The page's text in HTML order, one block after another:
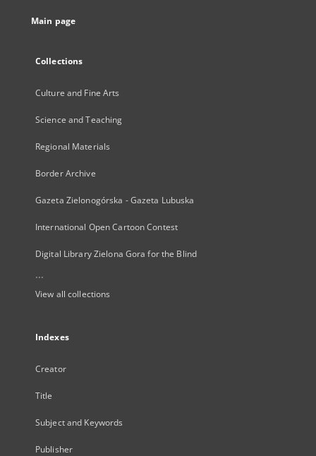
Main page
Collections
Culture and Fine Arts
Science and Teaching
Regional Materials
Border Archive
Gazeta Zielonogórska - Gazeta Lubuska
International Open Cartoon Contest
Digital Library Zielona Gora for the Blind
...
View all collections
Indexes
Creator
Title
Subject and Keywords
Publisher